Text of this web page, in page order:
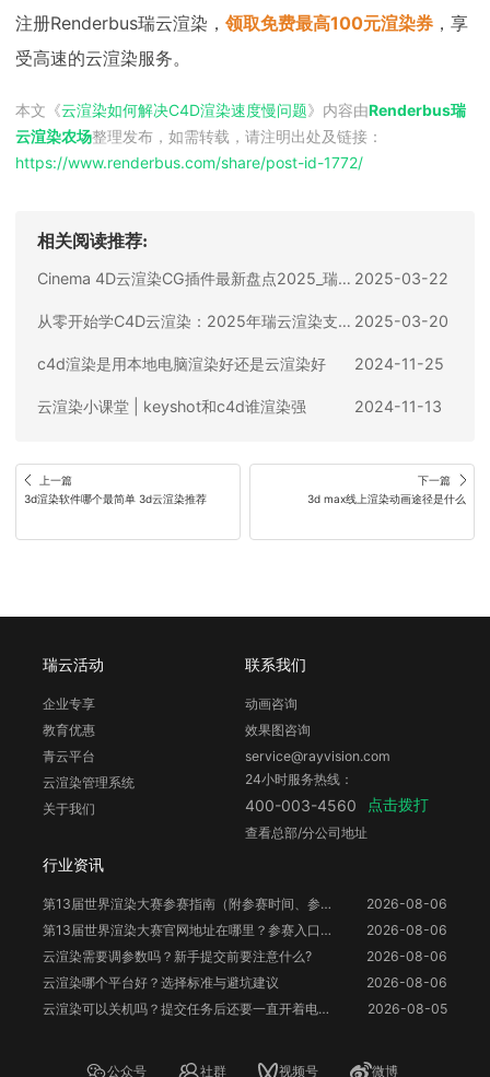
注册Renderbus瑞云渲染， 领取免费最高100元渲染券 ，享
受高速的云渲染服务。
本文《云渲染如何解决C4D渲染速度慢问题》内容由Renderbus瑞
云渲染农场整理发布，如需转载，请注明出处及链接：
https://www.renderbus.com/share/post-id-1772/
相关阅读推荐:
Cinema 4D云渲染CG插件最新盘点2025_瑞云动画渲染支持哪几款？ 2025-03-22
从零开始学C4D云渲染：2025年瑞云渲染支持的渲染器指南 2025-03-20
c4d渲染是用本地电脑渲染好还是云渲染好 2024-11-25
云渲染小课堂 | keyshot和c4d谁渲染强 2024-11-13
上一篇
3d渲染软件哪个最简单 3d云渲染推荐
下一篇
3d max线上渲染动画途径是什么
瑞云活动
企业专享
教育优惠
青云平台
云渲染管理系统
关于我们
行业资讯
第13届世界渲染大赛参赛指南（附参赛时间、参赛要求、赛事奖励等）
2026-08-06
第13届世界渲染大赛官网地址在哪里？参赛入口与信息整理
2026-08-06
云渲染需要调参数吗？新手提交前要注意什么?
2026-08-06
云渲染哪个平台好？选择标准与避坑建议
2026-08-06
云渲染可以关机吗？提交任务后还要一直开着电脑吗？
2026-08-05
联系我们
动画咨询
效果图咨询
service@rayvision.com
24小时服务热线：
400-003-4560 点击拨打
查看总部/分公司地址
公众号 社群 视频号 微博